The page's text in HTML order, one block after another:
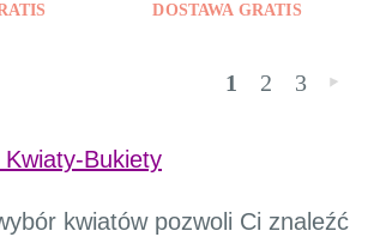
DOSTAWA GRATIS
1 2 3 »
Bukiety
kwiatów pozwoli Ci znaleźć